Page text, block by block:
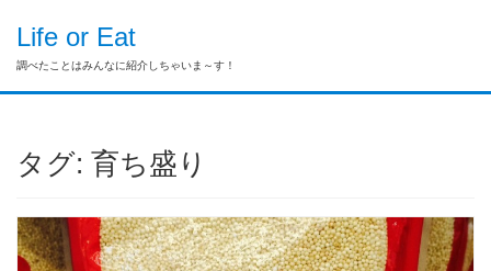
Life or Eat
調べたことはみんなに紹介しちゃいま～す！
タグ: 育ち盛り